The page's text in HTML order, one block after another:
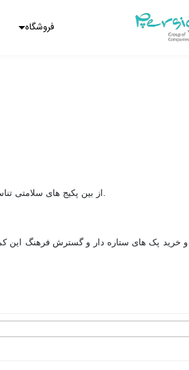
فروشگاه
4. از بین پکیج های سلامتی تناسب اندام ستاره دار یکی را انتخاب کنید تا هر چه زودتر دفتر رژیم غذایی برایتان ارسال شود تا همزمان به شروع 100روز برسید.